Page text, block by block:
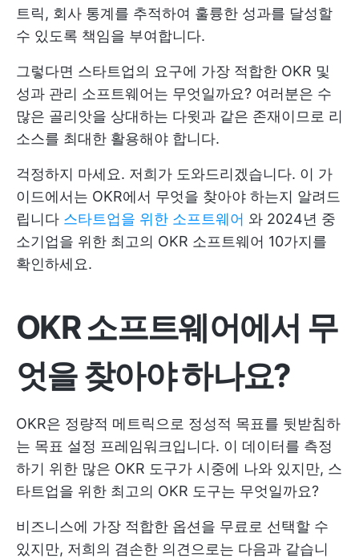
트릭, 회사 통계를 추적하여 훌륭한 성과를 달성할
수 있도록 책임을 부여합니다.
그렇다면 스타트업의 요구에 가장 적합한 OKR 및
성과 관리 소프트웨어는 무엇일까요? 여러분은 수
많은 골리앗을 상대하는 다윗과 같은 존재이므로 리
소스를 최대한 활용해야 합니다.
걱정하지 마세요. 저희가 도와드리겠습니다. 이 가
이드에서는 OKR에서 무엇을 찾아야 하는지 알려드
립니다 스타트업을 위한 소프트웨어 와 2024년 중
소기업을 위한 최고의 OKR 소프트웨어 10가지를
확인하세요.
OKR 소프트웨어에서 무
엇을 찾아야 하나요?
OKR은 정량적 메트릭으로 정성적 목표를 뒷받침하
는 목표 설정 프레임워크입니다. 이 데이터를 측정
하기 위한 많은 OKR 도구가 시중에 나와 있지만, 스
타트업을 위한 최고의 OKR 도구는 무엇일까요?
비즈니스에 가장 적합한 옵션을 무료로 선택할 수
있지만, 저희의 겸손한 의견으로는 다음과 같습니